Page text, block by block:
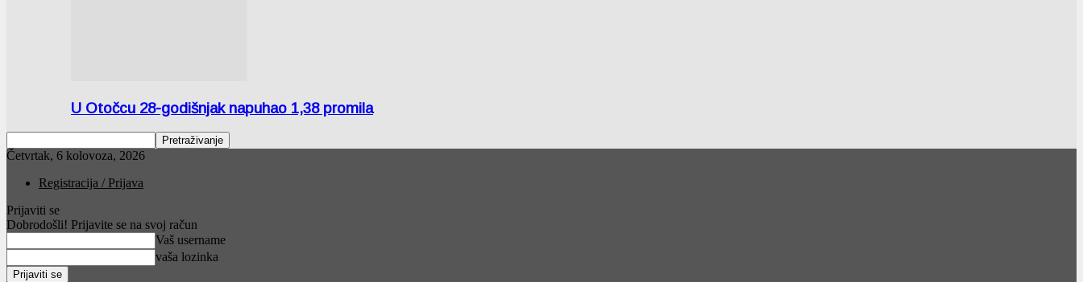
U Otočcu 28-godišnjak napuhao 1,38 promila
Četvrtak, 6 kolovoza, 2026
Registracija / Prijava
Prijaviti se
Dobrodošli! Prijavite se na svoj račun
Vaš username
vaša lozinka